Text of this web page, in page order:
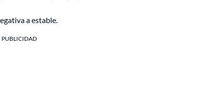
a estable.
PUBLICIDAD